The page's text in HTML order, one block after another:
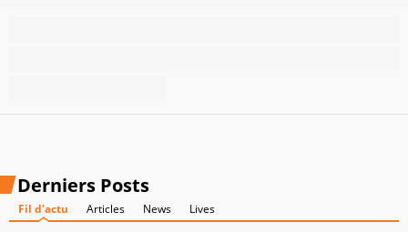
Derniers Posts
Fil d'actu Articles News Lives